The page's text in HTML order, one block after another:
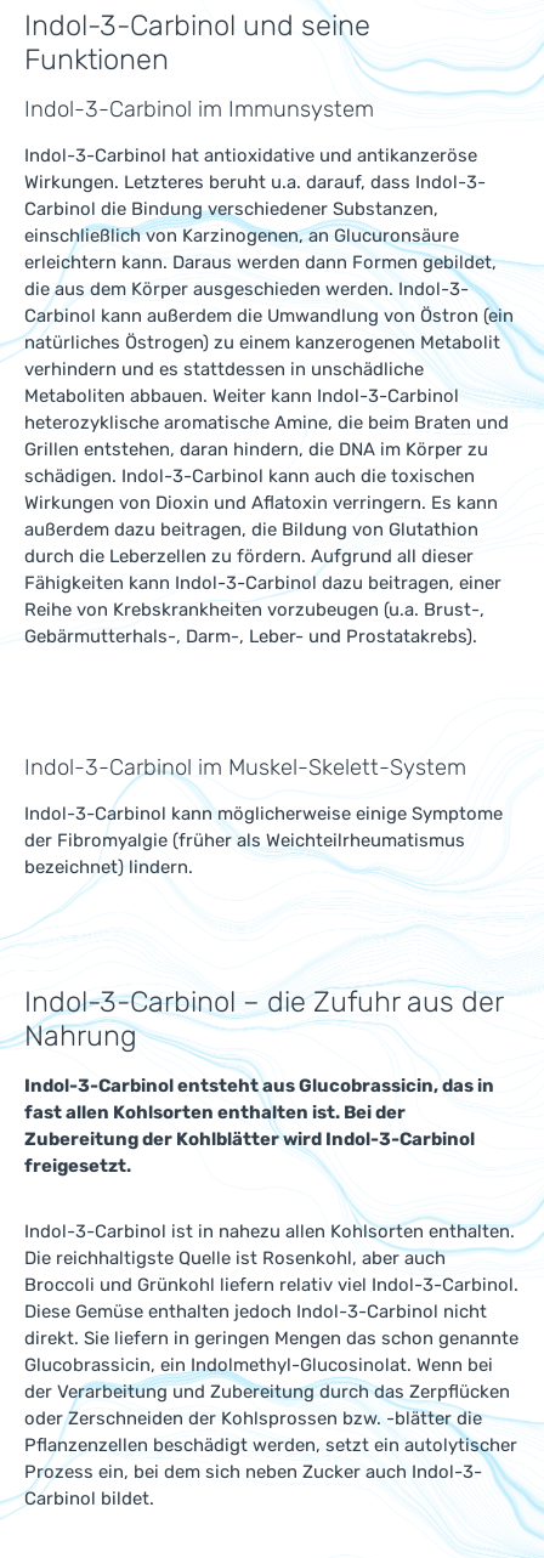
Indol-3-Carbinol und seine
Funktionen
Indol-3-Carbinol im Immunsystem
Indol-3-Carbinol hat antioxidative und antikanzeröse
Wirkungen. Letzteres beruht u.a. darauf, dass Indol-3-
Carbinol die Bindung verschiedener Substanzen,
einschließlich von Karzinogenen, an Glucuronsäure
erleichtern kann. Daraus werden dann Formen gebildet,
die aus dem Körper ausgeschieden werden. Indol-3-
Carbinol kann außerdem die Umwandlung von Östron (ein
natürliches Östrogen) zu einem kanzerogenen Metabolit
verhindern und es stattdessen in unschädliche
Metaboliten abbauen. Weiter kann Indol-3-Carbinol
heterozyklische aromatische Amine, die beim Braten und
Grillen entstehen, daran hindern, die DNA im Körper zu
schädigen. Indol-3-Carbinol kann auch die toxischen
Wirkungen von Dioxin und Aflatoxin verringern. Es kann
außerdem dazu beitragen, die Bildung von Glutathion
durch die Leberzellen zu fördern. Aufgrund all dieser
Fähigkeiten kann Indol-3-Carbinol dazu beitragen, einer
Reihe von Krebskrankheiten vorzubeugen (u.a. Brust-,
Gebärmutterhals-, Darm-, Leber- und Prostatakrebs).
Indol-3-Carbinol im Muskel-Skelett-System
Indol-3-Carbinol kann möglicherweise einige Symptome
der Fibromyalgie (früher als Weichteilrheumatismus
bezeichnet) lindern.
Indol-3-Carbinol – die Zufuhr aus der
Nahrung
Indol-3-Carbinol entsteht aus Glucobrassicin, das in
fast allen Kohlsorten enthalten ist. Bei der
Zubereitung der Kohlblätter wird Indol-3-Carbinol
freigesetzt.
Indol-3-Carbinol ist in nahezu allen Kohlsorten enthalten.
Die reichhaltigste Quelle ist Rosenkohl, aber auch
Broccoli und Grünkohl liefern relativ viel Indol-3-Carbinol.
Diese Gemüse enthalten jedoch Indol-3-Carbinol nicht
direkt. Sie liefern in geringen Mengen das schon genannte
Glucobrassicin, ein Indolmethyl-Glucosinolat. Wenn bei
der Verarbeitung und Zubereitung durch das Zerpflücken
oder Zerschneiden der Kohlsprossen bzw. -blätter die
Pflanzenzellen beschädigt werden, setzt ein autolytischer
Prozess ein, bei dem sich neben Zucker auch Indol-3-
Carbinol bildet.